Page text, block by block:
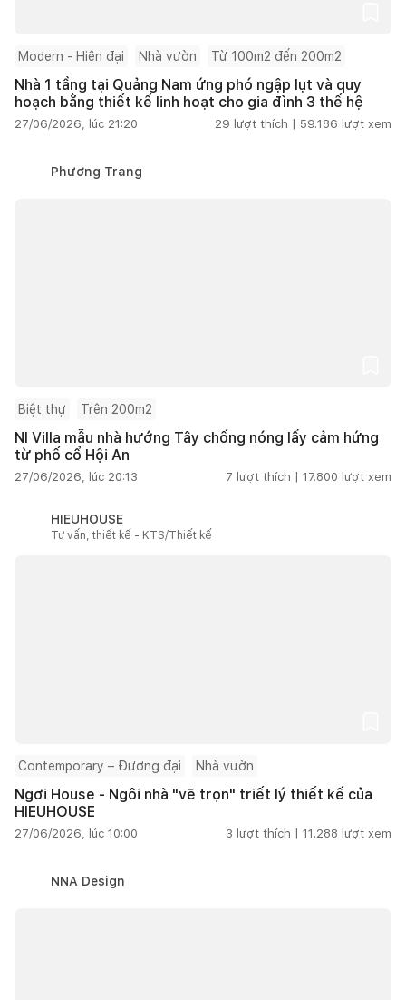
Modern - Hiện đại Nhà vườn Từ 100m2 đến 200m2
Nhà 1 tầng tại Quảng Nam ứng phó ngập lụt và quy
hoạch bằng thiết kế linh hoạt cho gia đình 3 thế hệ
27/06/2026, lúc 21:20 29 lượt thích | 59.186 lượt xem
Phương Trang
Biệt thự Trên 200m2
NI Villa mẫu nhà hướng Tây chống nóng lấy cảm hứng
từ phố cổ Hội An
27/06/2026, lúc 20:13 7 lượt thích | 17.800 lượt xem
HIEUHOUSE
Tư vấn, thiết kế - KTS/Thiết kế
Contemporary – Đương đại Nhà vườn
Ngơi House - Ngôi nhà "vẽ trọn" triết lý thiết kế của
HIEUHOUSE
27/06/2026, lúc 10:00 3 lượt thích | 11.288 lượt xem
NNA Design